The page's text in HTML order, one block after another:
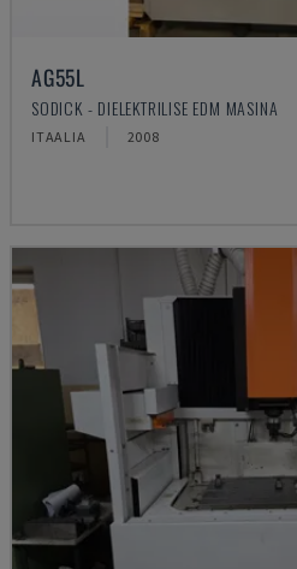
AG55L
SODICK - DIELEKTRILISE EDM MASINA
ITAALIA 2008